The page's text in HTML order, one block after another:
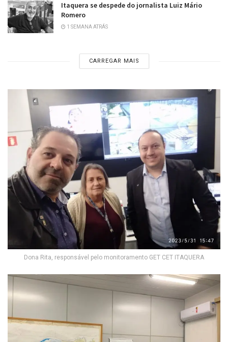
Itaquera se despede do jornalista Luiz Mário
Romero
1 SEMANA ATRÁS
CARREGAR MAIS
Dona Rita, responsável pelo monitoramento GET CET ITAQUERA